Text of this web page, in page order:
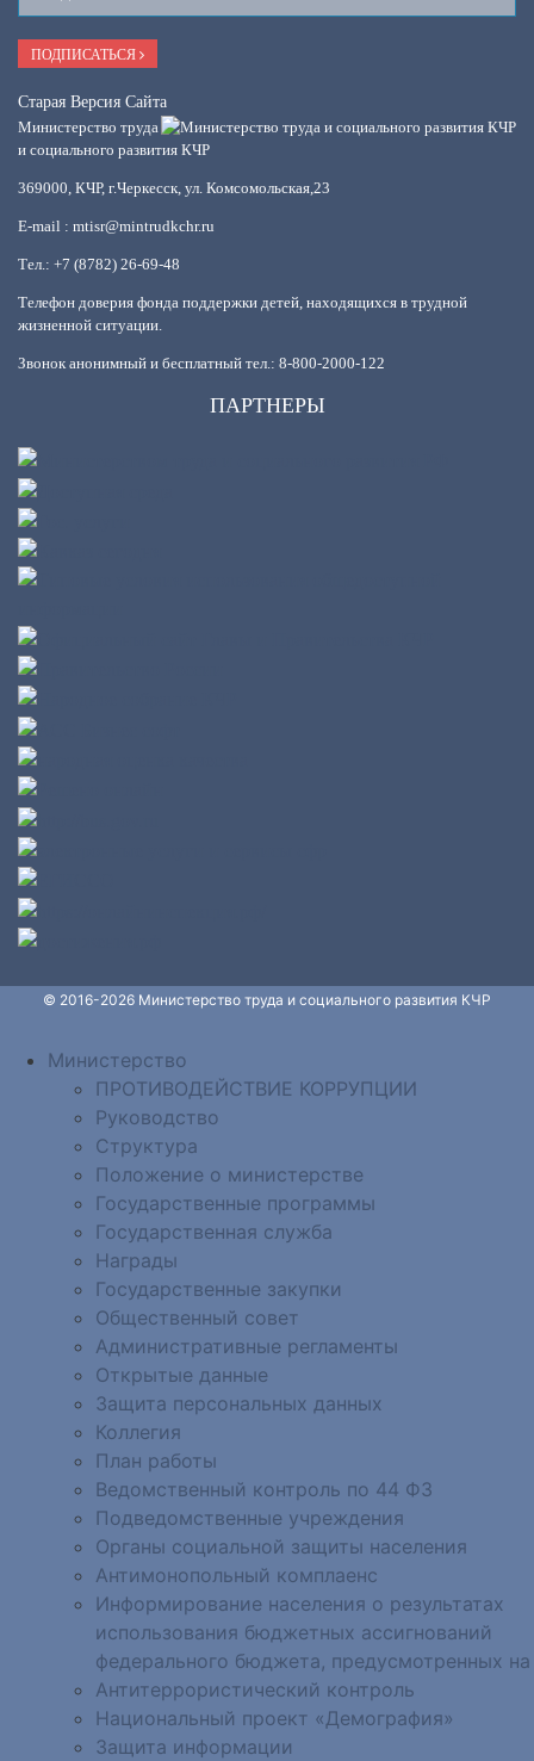
E-
Mail
ПОДПИСАТЬСЯ
Старая Версия Сайта
Министерство труда
и социального развития КЧР
369000, КЧР, г.Черкесск, ул. Комсомольская,23
E-mail : mtisr@mintrudkchr.ru
Тел.: +7 (8782) 26-69-48
Телефон доверия фонда поддержки детей, находящихся в трудной
жизненной ситуации.
Звонок анонимный и бесплатный тел.: 8-800-2000-122
ПАРТНЕРЫ
© 2016-2026 Министерство труда и социального развития КЧР
Министерство
ПРОТИВОДЕЙСТВИЕ КОРРУПЦИИ
Руководство
Структура
Положение о министерстве
Государственные программы
Государственная служба
Награды
Государственные закупки
Общественный совет
Административные регламенты
Открытые данные
Защита персональных данных
Коллегия
План работы
Ведомственный контроль по 44 ФЗ
Подведомственные учреждения
Органы социальной защиты населения
Антимонопольный комплаенс
Информирование населения о результатах
использования бюджетных ассигнований
федерального бюджета, предусмотренных на
Антитеррористический контроль
Национальный проект «Демография»
Защита информации